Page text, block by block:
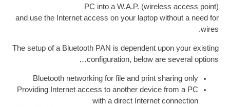
PC into a W.A.P. (
and use the Inter­net access on your laptop
The setup of a Bluetooth PAN is depend­ent
con­fig­ur­a­tion,below
Bluetooth net­work­ing for file and print
Provid­ing Inter­net access to anoth­er
with a dir­ect Inter­net